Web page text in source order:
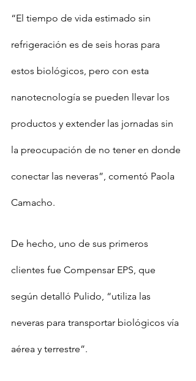
“El tiempo de vida estimado sin
refrigeración es de seis horas para
estos biológicos, pero con esta
nanotecnología se pueden llevar los
productos y extender las jornadas sin
la preocupación de no tener en donde
conectar las neveras”, comentó Paola
Camacho.
De hecho, uno de sus primeros
clientes fue Compensar EPS, que
según detalló Pulido, “utiliza las
neveras para transportar biológicos vía
aérea y terrestre”.